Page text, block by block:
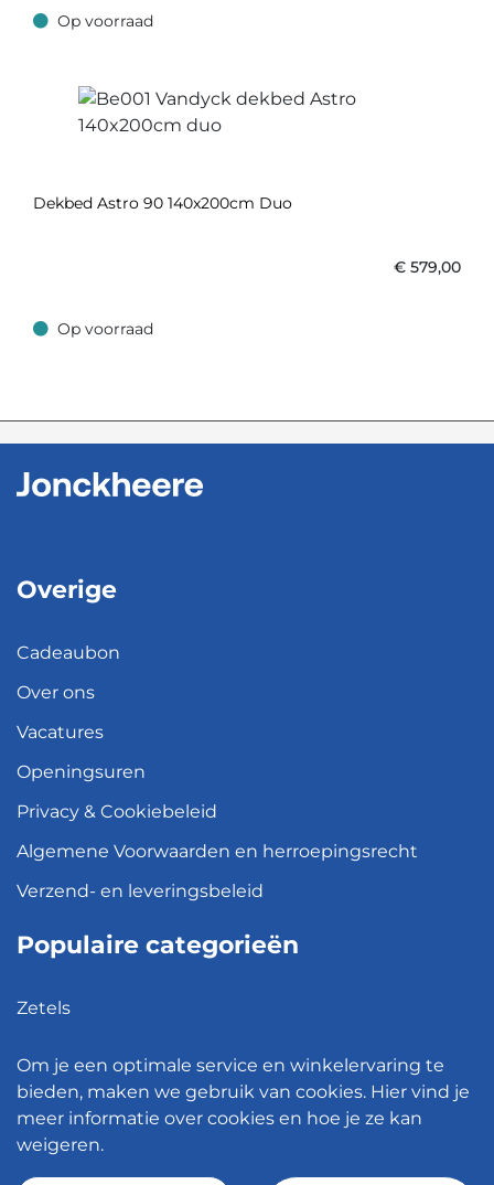
Op voorraad
Op voorraad
Dekbed Astro 90 140x200cm Duo
€ 579,00
Op voorraad
Op voorraad
Overige
Cadeaubon
Over ons
Vacatures
Openingsuren
Privacy & Cookiebeleid
Algemene Voorwaarden en herroepingsrecht
Verzend- en leveringsbeleid
Populaire categorieën
Zetels
Hanglampen
Bureaustoelen
Om je een optimale service en winkelervaring te
bieden, maken we gebruik van cookies. Hier vind je
meer informatie over cookies en hoe je ze kan
weigeren.